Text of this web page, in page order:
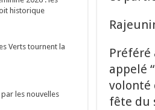
Préféré
appelé
volonté
fête du
historique
Verts tournent la
par les nouvelles